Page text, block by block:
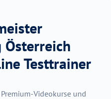
Österreich
Testtrainer
Videokurse und